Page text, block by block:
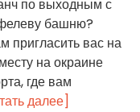
по выходным с
башню?
пригласить вас на
на окраине
где вам
далее]